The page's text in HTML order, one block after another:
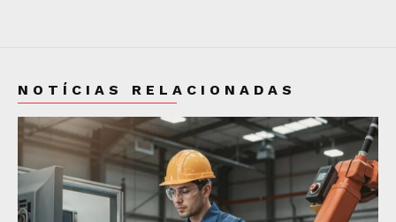
NOTÍCIAS RELACIONADAS